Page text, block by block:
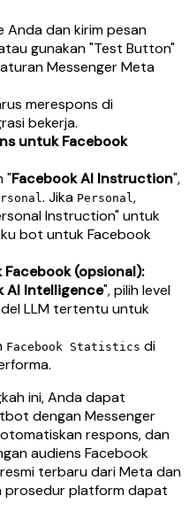
Anda dan kirim pesan
gunakan "Test Button"
Messenger Meta
merespons di
bekerja.
untuk Facebook
"Facebook AI Instruction",
. Jika Personal ,
Instruction" untuk
bot untuk Facebook
(opsional):
AI Intelligence", pilih level
LLM tertentu untuk
Facebook Statistics di
ini, Anda dapat
dengan Messenger
respons, dan
audiens Facebook
terbaru dari Meta dan
prosedur platform dapat